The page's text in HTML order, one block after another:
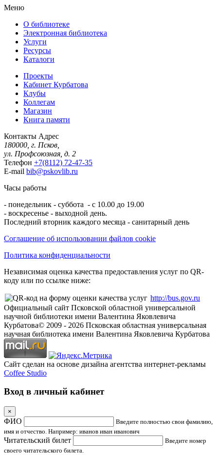
Меню
О библиотеке
Электронная библиотека
Услуги
Ресурсы
Каталоги
Проекты
Кабинет Курбатова
Клубы
Коллегам
Магазин
Книга памяти
Контакты Адрес
180000, г. Псков,
ул. Профсоюзная, д. 2
Телефон +7(8112) 72-47-35
E-mail bib@pskovlib.ru
Часы работы
- понедельник - суббота - с 10.00 до 19.00
- воскресенье - выходной день.
Последний вторник каждого месяца - санитарный день
Соглашение об использовании файлов cookie
Политика конфиденциальности
Независимая оценка качества предоставления услуг по QR-
коду или по ссылке ниже:
http://bus.gov.ru
Официальный сайт Псковской областной универсальной
научной библиотеки имени Валентина Яковлевича
Курбатова© 2009 - 2026 Псковская областная универсальная
научная библиотека имени Валентина Яковлевича Курбатова
Сайт сделан на основе дизайна агентства интернет-рекламы
Coffee Studio
Вход в личный кабинет
×
ФИО
Введите полностью свои фамилию,
имя и отчество. Например: иванов иван иванович
Читательский билет
Введите номер
своего читательского билета.